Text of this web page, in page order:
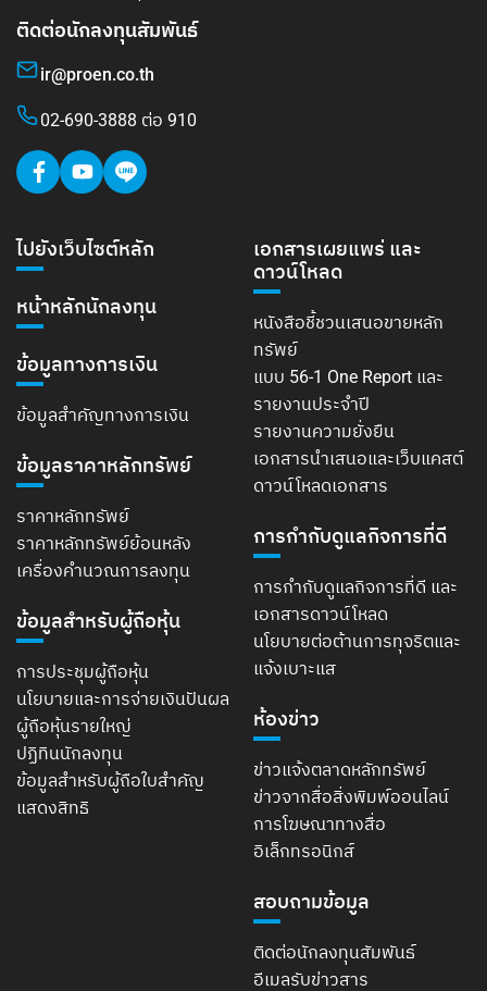
ติดต่อนักลงทุนสัมพันธ์
ir@proen.co.th
02-690-3888 ต่อ 910
ไปยังเว็บไซต์หลัก
หน้าหลักนักลงทุน
ข้อมูลทางการเงิน
ข้อมูลสำคัญทางการเงิน
ข้อมูลราคาหลักทรัพย์
ราคาหลักทรัพย์
ราคาหลักทรัพย์ย้อนหลัง
เครื่องคำนวณการลงทุน
ข้อมูลสำหรับผู้ถือหุ้น
การประชุมผู้ถือหุ้น
นโยบายและการจ่ายเงินปันผล
ผู้ถือหุ้นรายใหญ่
ปฏิทินนักลงทุน
ข้อมูลสำหรับผู้ถือใบสำคัญ
แสดงสิทธิ
เอกสารเผยแพร่ และ
ดาวน์โหลด
หนังสือชี้ชวนเสนอขายหลัก
ทรัพย์
แบบ 56-1 One Report และ
รายงานประจำปี
รายงานความยั่งยืน
เอกสารนำเสนอและเว็บแคสต์
ดาวน์โหลดเอกสาร
การกำกับดูแลกิจการที่ดี
การกำกับดูแลกิจการที่ดี และ
เอกสารดาวน์โหลด
นโยบายต่อต้านการทุจริตและ
แจ้งเบาะแส
ห้องข่าว
ข่าวแจ้งตลาดหลักทรัพย์
ข่าวจากสื่อสิ่งพิมพ์ออนไลน์
การโฆษณาทางสื่อ
อิเล็กทรอนิกส์
สอบถามข้อมูล
ติดต่อนักลงทุนสัมพันธ์
อีเมลรับข่าวสาร